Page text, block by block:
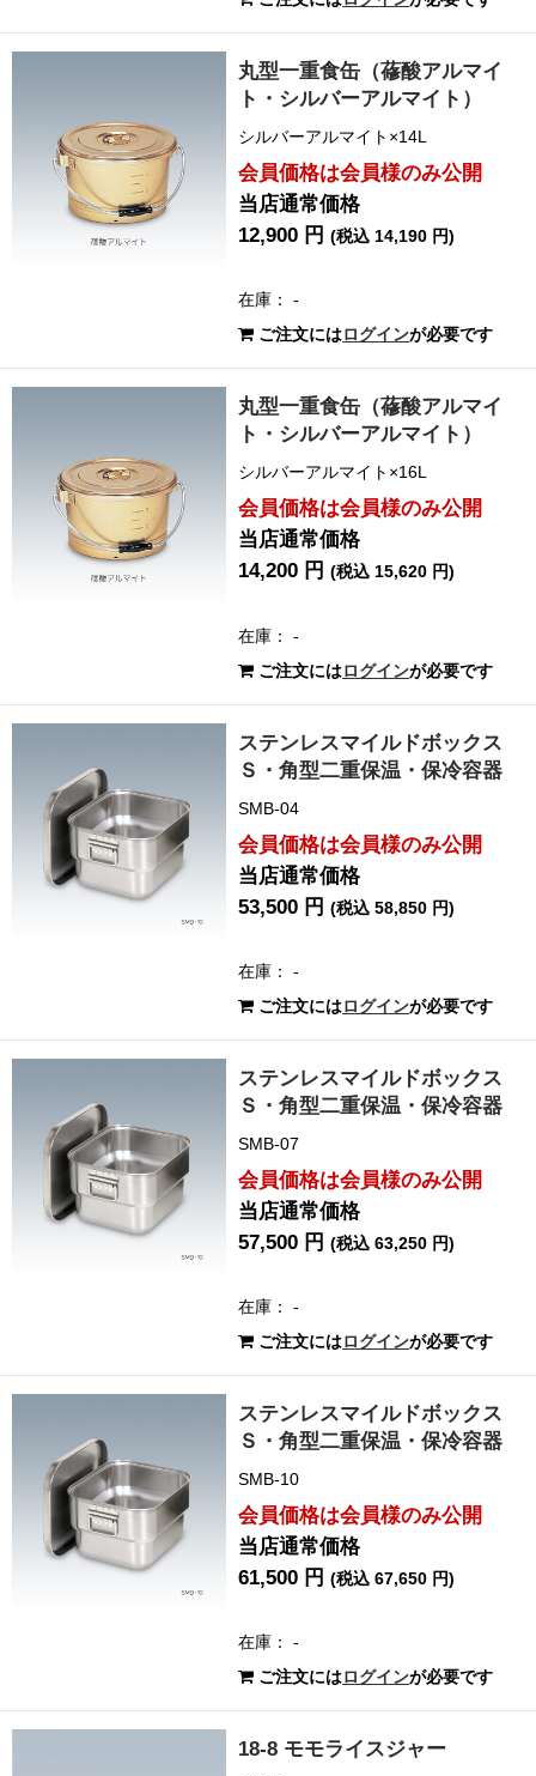
丸型一重食缶（蓚酸アルマイ
ト・シルバーアルマイト）
シルバーアルマイト×14L
会員価格は会員様のみ公開
当店通常価格
12,900 円(税込 14,190 円)
在庫： -
ご注文にはログインが必要です
丸型一重食缶（蓚酸アルマイ
ト・シルバーアルマイト）
シルバーアルマイト×16L
会員価格は会員様のみ公開
当店通常価格
14,200 円(税込 15,620 円)
在庫： -
ご注文にはログインが必要です
ステンレスマイルドボックス
Ｓ・角型二重保温・保冷容器
SMB-04
会員価格は会員様のみ公開
当店通常価格
53,500 円(税込 58,850 円)
在庫： -
ご注文にはログインが必要です
ステンレスマイルドボックス
Ｓ・角型二重保温・保冷容器
SMB-07
会員価格は会員様のみ公開
当店通常価格
57,500 円(税込 63,250 円)
在庫： -
ご注文にはログインが必要です
ステンレスマイルドボックス
Ｓ・角型二重保温・保冷容器
SMB-10
会員価格は会員様のみ公開
当店通常価格
61,500 円(税込 67,650 円)
在庫： -
ご注文にはログインが必要です
18-8 モモライスジャー